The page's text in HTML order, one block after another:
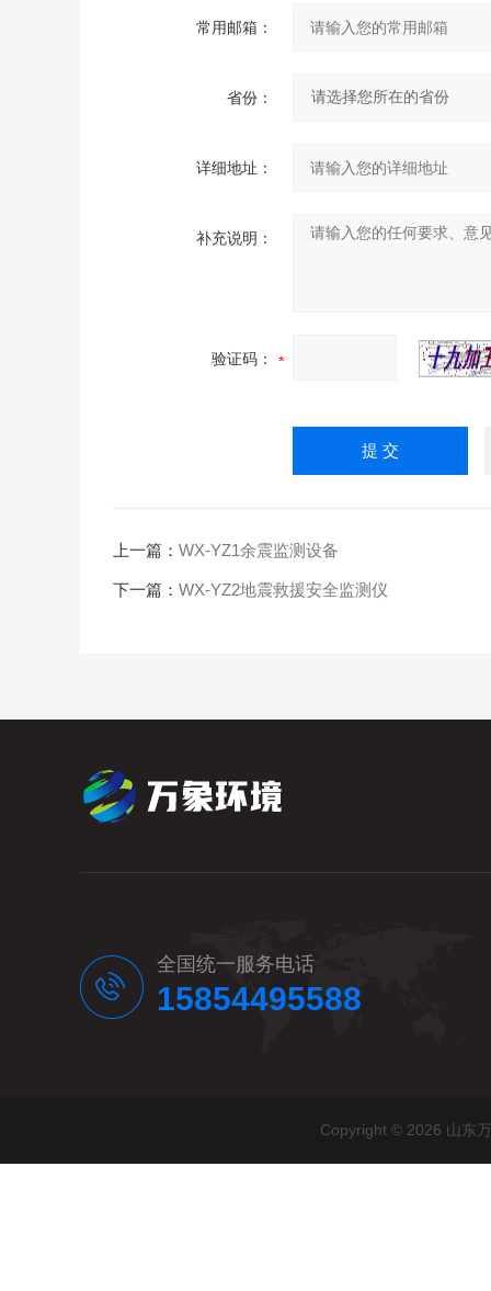
常用邮箱：
省份：
详细地址：
补充说明：
验证码：
上一篇： WX-YZ1余震监测设备
下一篇： WX-YZ2地震救援安全监测仪
全国统一服务电话
15854495588
Copyright © 2026 山东